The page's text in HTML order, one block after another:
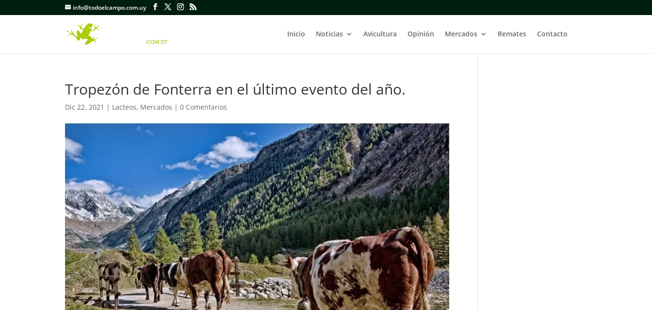
info@todoelcampo.com.uy
Inicio Noticias Avicultura Opinión Mercados Remates Contacto
Tropezón de Fonterra en el último evento del año.
Dic 22, 2021 | Lacteos, Mercados |0 Comentarios